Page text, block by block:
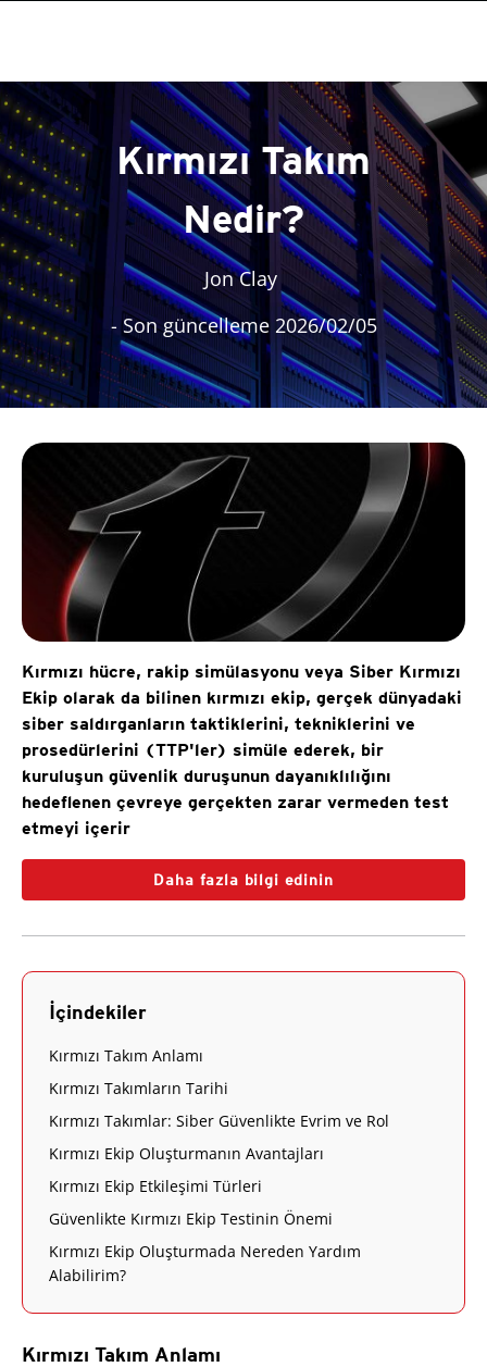
Kırmızı Takım
Nedir?
Jon Clay
- Son güncelleme 2026/02/05
Kırmızı hücre, rakip simülasyonu veya Siber Kırmızı
Ekip olarak da bilinen kırmızı ekip, gerçek dünyadaki
siber saldırganların taktiklerini, tekniklerini ve
prosedürlerini (TTP'ler) simüle ederek, bir
kuruluşun güvenlik duruşunun dayanıklılığını
hedeflenen çevreye gerçekten zarar vermeden test
etmeyi içerir
Daha fazla bilgi edinin
İçindekiler
Kırmızı Takım Anlamı
Kırmızı Takımların Tarihi
Kırmızı Takımlar: Siber Güvenlikte Evrim ve Rol
Kırmızı Ekip Oluşturmanın Avantajları
Kırmızı Ekip Etkileşimi Türleri
Güvenlikte Kırmızı Ekip Testinin Önemi
Kırmızı Ekip Oluşturmada Nereden Yardım
Alabilirim?
Kırmızı Takım Anlamı